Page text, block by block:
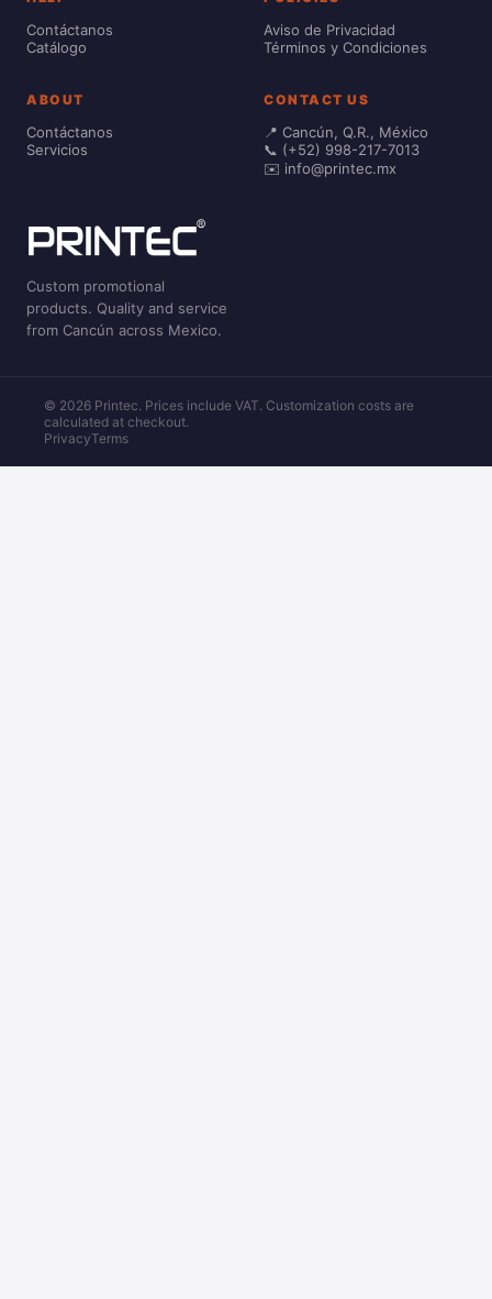
Contáctanos
Catálogo
Aviso de Privacidad
Términos y Condiciones
ABOUT
Contáctanos
Servicios
CONTACT US
📍 Cancún, Q.R., México
📞 (+52) 998-217-7013
✉️ info@printec.mx
Custom promotional
products. Quality and service
from Cancún across Mexico.
© 2026 Printec. Prices include VAT. Customization costs are
calculated at checkout.
PrivacyTerms